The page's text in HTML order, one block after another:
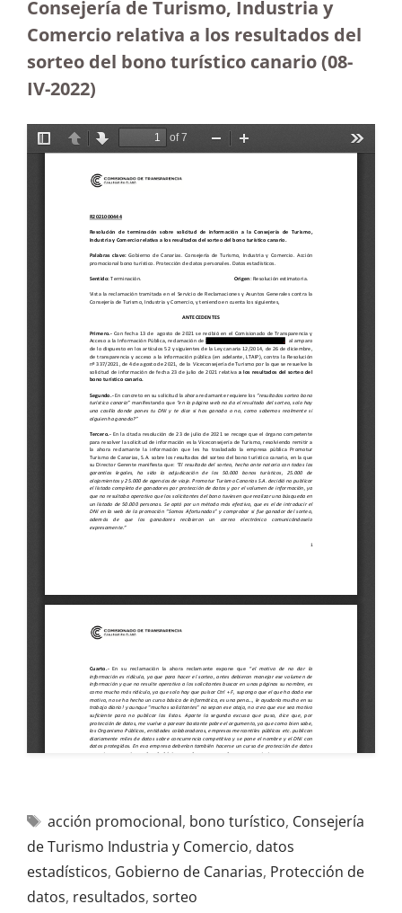
Consejería de Turismo, Industria y
Comercio relativa a los resultados del
sorteo del bono turístico canario(08-
IV-2022)
acción promocional, bono turístico, Consejería
de Turismo Industria y Comercio, datos
estadísticos, Gobierno de Canarias, Protección de
datos, resultados, sorteo